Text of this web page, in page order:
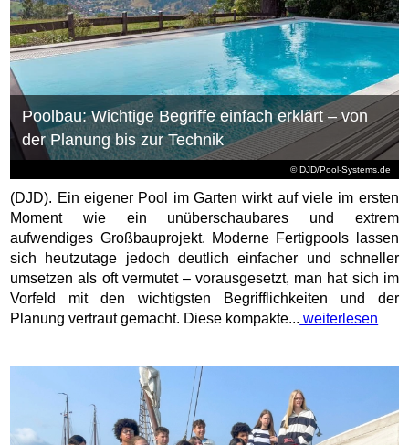
© DJD/Pool-Systems.de
Poolbau: Wichtige Begriffe einfach erklärt – von
der Planung bis zur Technik
(DJD). Ein eigener Pool im Garten wirkt auf viele im ersten
Moment wie ein unüberschaubares und extrem
aufwendiges Großbauprojekt. Moderne Fertigpools lassen
sich heutzutage jedoch deutlich einfacher und schneller
umsetzen als oft vermutet – vorausgesetzt, man hat sich im
Vorfeld mit den wichtigsten Begrifflichkeiten und der
Planung vertraut gemacht. Diese kompakte... weiterlesen